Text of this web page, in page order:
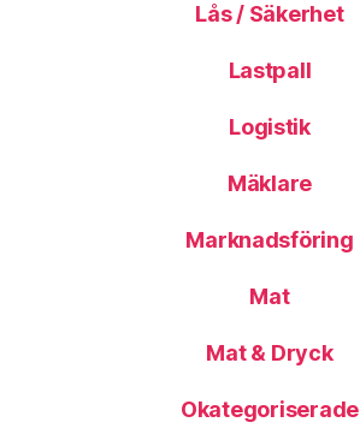
Lås / Säkerhet
Lastpall
Logistik
Mäklare
Marknadsföring
Mat
Mat & Dryck
Okategoriserade